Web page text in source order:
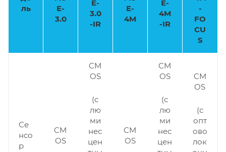
ль
E-
3.0
E-
3.0
-IR
E-
4M
E-
4M
-IR
-
FO
CU
S
Се
нсо
р
CM
OS
CM
OS
(с
лю
ми
нес
цен
CM
OS
CM
OS
(с
лю
ми
нес
цен
CM
OS
(с
опт
ово
лок